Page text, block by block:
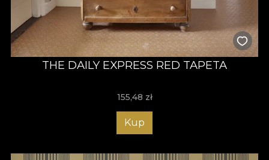
THE DAILY EXPRESS RED TAPETA
155,48 zł
Kup